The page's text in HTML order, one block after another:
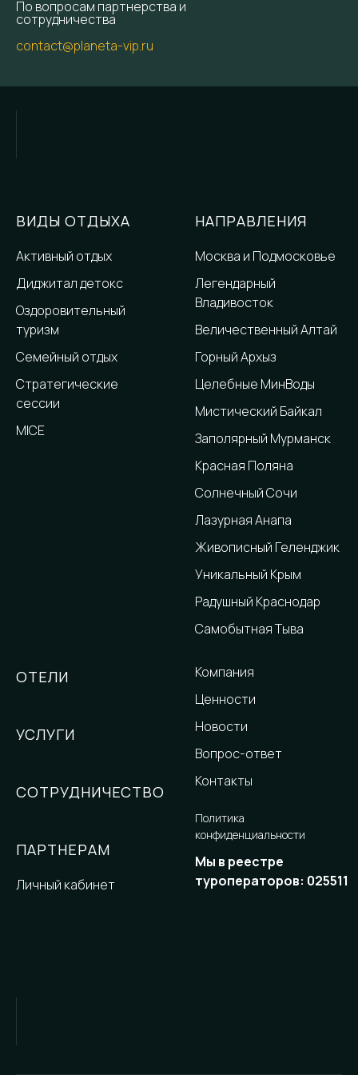
в аэропорт или продление отдыха по желанию.
По вопросам партнерства и
сотрудничества
contact@planeta-vip.ru
ВИДЫ ОТДЫХА
Активный отдых
Диджитал детокс
Оздоровительный
туризм
Семейный отдых
Стратегические
сессии
MICE
НАПРАВЛЕНИЯ
Москва и Подмосковье
Легендарный
Владивосток
Величественный Алтай
Горный Архыз
Целебные МинВоды
Мистический Байкал
Заполярный Мурманск
Красная Поляна
Солнечный Сочи
Лазурная Анапа
Живописный Геленджик
Уникальный Крым
Радушный Краснодар
Самобытная Тыва
ОТЕЛИ
УСЛУГИ
СОТРУДНИЧЕСТВО
ПАРТНЕРАМ
Личный кабинет
Компания
Ценности
Новости
Вопрос-ответ
Контакты
Политика
конфиденциальности
Мы в реестре
туроператоров: 025511